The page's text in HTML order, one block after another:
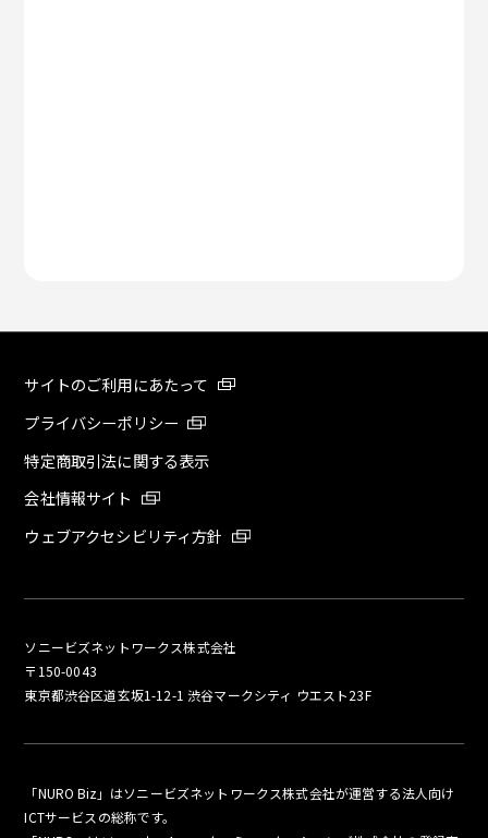
サイトのご利用にあたって
プライバシーポリシー
特定商取引法に関する表示
会社情報サイト
ウェブアクセシビリティ方針
ソニービズネットワークス株式会社
〒150-0043
東京都渋谷区道玄坂1-12-1 渋谷マークシティ ウエスト23F
「NURO Biz」はソニービズネットワークス株式会社が運営する法人向け
ICTサービスの総称です。